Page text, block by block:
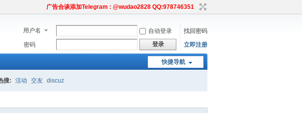
广告合谈添加Telegram : @wudao2828 QQ:978746351
用户名 自动登录
找回密码
密码
登录 立即注册
快捷导航
搜: 活动 交友 discuz